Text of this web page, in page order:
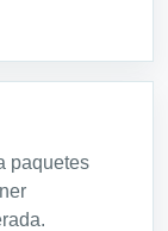
paquetes